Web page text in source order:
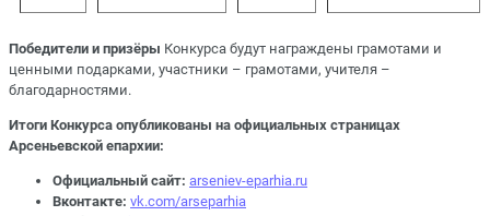
Победители и призёры Конкурса будут награждены грамотами и
ценными подарками, участники – грамотами, учителя –
благодарностями.
Итоги Конкурса опубликованы на официальных страницах
Арсеньевской епархии:
Официальный сайт: arseniev-eparhia.ru
Вконтакте: vk.com/arseparhia